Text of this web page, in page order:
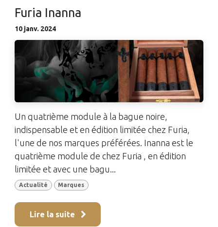
Furia Inanna
10 janv. 2024
Un quatrième module à la bague noire,
indispensable et en édition limitée chez Furia,
l'une de nos marques préférées. Inanna est le
quatrième module de chez Furia , en édition
limitée et avec une bagu...
Actualité Marques
Lire la suite